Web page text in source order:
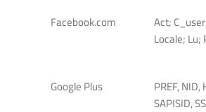
Facebook.com
Act;
Locale; Lu;
Google Plus
PREF, NID,
SAPISID,